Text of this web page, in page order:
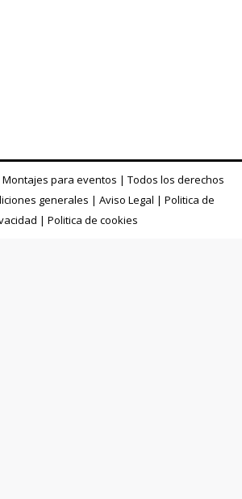
para eventos | Todos los derechos
generales | Aviso Legal | Politica de
| Politica de cookies